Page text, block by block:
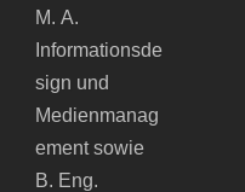
M. A.
Informationsde
sign und
Medienmanag
ement sowie
B. Eng.